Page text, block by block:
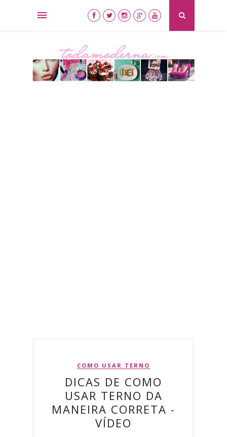
COMO USAR TERNO
DICAS DE COMO
USAR TERNO DA
MANEIRA CORRETA -
VÍDEO